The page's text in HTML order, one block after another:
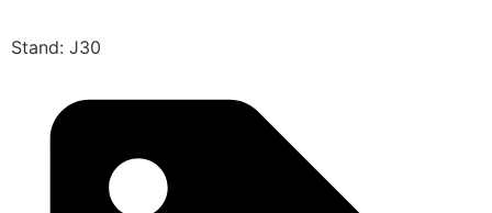
Stand: J30